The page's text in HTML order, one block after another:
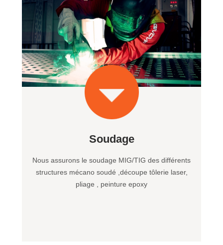
Soudage
Nous assurons le soudage MIG/TIG des différents
structures mécano soudé ,découpe tôlerie laser,
pliage , peinture epoxy